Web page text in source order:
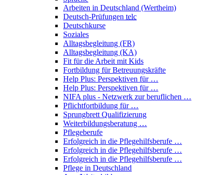
Arbeiten in Deutschland (Wertheim)
Deutsch-Prüfungen telc
Deutschkurse
Soziales
Alltagsbegleitung (FR)
Alltagsbegleitung (KA)
Fit für die Arbeit mit Kids
Fortbildung für Betreuungskräfte
Help Plus: Perspektiven für …
Help Plus: Perspektiven für …
NIFA plus - Netzwerk zur beruflichen …
Pflichtfortbildung für …
Sprungbrett Qualifizierung
Weiterbildungsberatung …
Pflegeberufe
Erfolgreich in die Pflegehilfsberufe …
Erfolgreich in die Pflegehilfsberufe …
Erfolgreich in die Pflegehilfsberufe …
Pflege in Deutschland